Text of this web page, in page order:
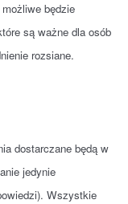
będzie
są ważne dla osób
rozsiane.
dostarczane będą w
jedynie
Wszystkie